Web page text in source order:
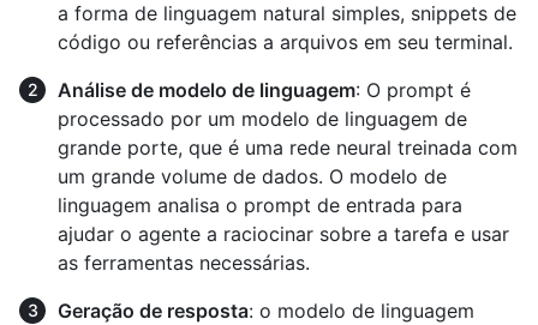
a forma de linguagem natural simples, snippets de
código ou referências a arquivos em seu terminal.
Análise de modelo de linguagem: O prompt é
processado por um modelo de linguagem de
grande porte, que é uma rede neural treinada com
um grande volume de dados. O modelo de
linguagem analisa o prompt de entrada para
ajudar o agente a raciocinar sobre a tarefa e usar
as ferramentas necessárias.
Geração de resposta: o modelo de linguagem